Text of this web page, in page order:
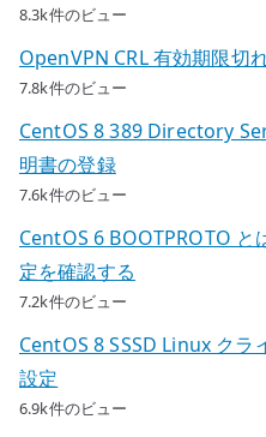
8.3k件のビュー
OpenVPN CRL 有効期限切
7.8k件のビュー
CentOS 8 389 Directory
明書の登録
7.6k件のビュー
CentOS 6 BOOTPROTO
定を確認する
7.2k件のビュー
CentOS 8 SSSD Linux クラ
設定
6.9k件のビュー